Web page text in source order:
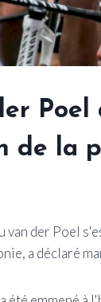
Poel
de la
der Poel
a déclaré